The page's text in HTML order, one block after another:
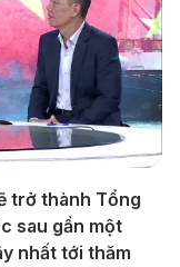
trở thành Tổng
sau gần một
nhất tới thăm